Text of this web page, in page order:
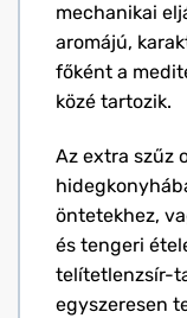
mechanikai
aromájú,
főként a
közé tartozik.
Az extra szűz
öntetekhez,
és tengeri
telítetlenzsír-
egyszeresen